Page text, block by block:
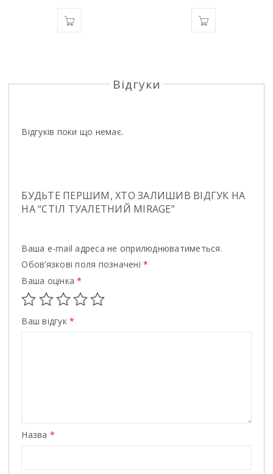
Відгуки
Відгуків поки що немає.
БУДЬТЕ ПЕРШИМ, ХТО ЗАЛИШИВ ВІДГУК НА
НА “СТIЛ ТУАЛЕТНИЙ MIRAGE”
Ваша e-mail адреса не оприлюднюватиметься.
Обов’язкові поля позначені*
Ваша оцінка*
Ваш відгук*
Назва *